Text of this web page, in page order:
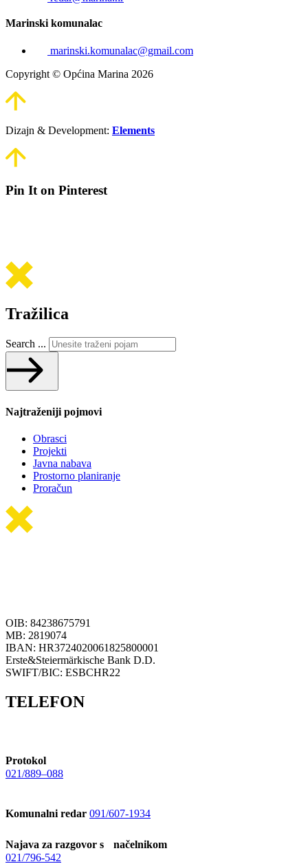
Marinski komunalac
marinski.komunalac@gmail.com
Copyright © Općina Marina 2026
Dizajn & Development: Elements
Pin It on Pinterest
Tražilica
Search ...
Najtraženiji pojmovi
Obrasci
Projekti
Javna nabava
Prostorno planiranje
Proračun
OIB: 84238675791
MB: 2819074
IBAN: HR3724020061825800001
Erste&Steiermärkische Bank D.D.
SWIFT/BIC: ESBCHR22
TELEFON
Protokol
021/889–088
Komunalni redar 091/607-1934
Najava za razgovor s načelnikom
021/796-542